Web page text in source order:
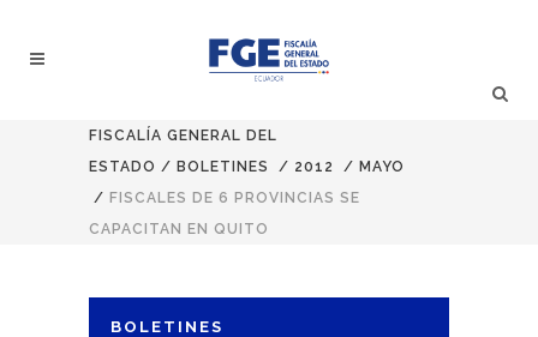
FISCALÍA GENERAL DEL
ESTADO / BOLETINES / 2012 / MAYO
/ FISCALES DE 6 PROVINCIAS SE
CAPACITAN EN QUITO
BOLETINES